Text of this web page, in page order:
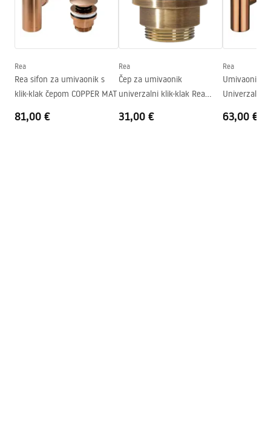
Širina
250mm
Visina
115mm
85mm
Oblik
Otvor za slavinu
NE
Jamstveni uvjeti
Warranty_Terms_and_Conditions_Basins_-_5.pdf
Rea
Rea sifon za umivaonik s
klik-klak čepom COPPER MAT
81,00 €
Rea
Čep za umivaonik
univerzalni klik-klak Rea
31,00 €
Rea
Umivaonik
Univerzalno
63,00 €